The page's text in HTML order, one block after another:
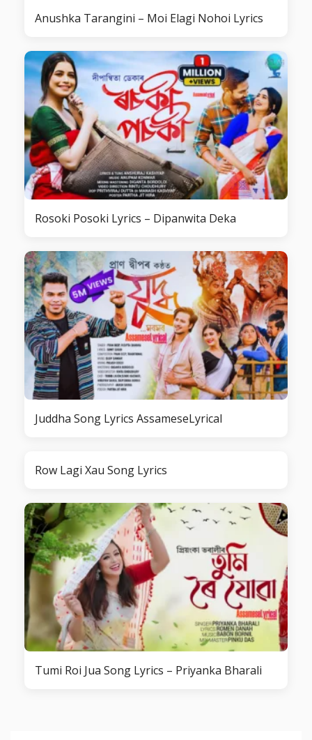
Anushka Tarangini – Moi Elagi Nohoi Lyrics
Rosoki Posoki Lyrics – Dipanwita Deka
Juddha Song Lyrics AssameseLyrical
Row Lagi Xau Song Lyrics
Tumi Roi Jua Song Lyrics – Priyanka Bharali